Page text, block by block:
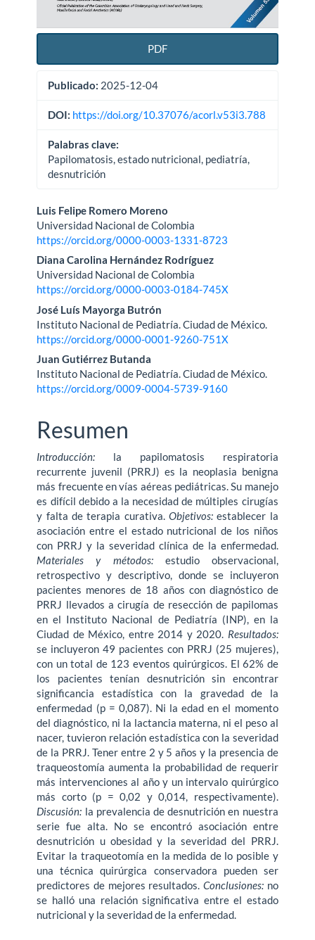
PDF
Publicado: 2025-12-04
DOI: https://doi.org/10.37076/acorl.v53i3.788
Palabras clave:
Papilomatosis, estado nutricional, pediatría,
desnutrición
Contenido
principal
del
artículo
Luis Felipe Romero Moreno
Universidad Nacional de Colombia
https://orcid.org/0000-0003-1331-8723
Diana Carolina Hernández Rodríguez
Universidad Nacional de Colombia
https://orcid.org/0000-0003-0184-745X
José Luís Mayorga Butrón
Instituto Nacional de Pediatría. Ciudad de México.
https://orcid.org/0000-0001-9260-751X
Juan Gutiérrez Butanda
Instituto Nacional de Pediatría. Ciudad de México.
https://orcid.org/0009-0004-5739-9160
Resumen
Introducción: la papilomatosis respiratoria
recurrente juvenil (PRRJ) es la neoplasia benigna
más frecuente en vías aéreas pediátricas. Su manejo
es difícil debido a la necesidad de múltiples cirugías
y falta de terapia curativa. Objetivos:establecer la
asociación entre el estado nutricional de los niños
con PRRJ y la severidad clíni­ca de la enfermedad.
Materiales y métodos: estudio observacional,
retrospectivo y descriptivo, donde se incluyeron
pacientes menores de 18 años con diagnóstico de
PRRJ llevados a cirugía de resección de papilomas
en el Instituto Nacional de Pedia­tría (INP), en la
Ciudad de México, entre 2014 y 2020. Resultados:
se incluyeron 49 pacientes con PRRJ (25 mujeres),
con un total de 123 eventos quirúrgicos. El 62% de
los pacientes tenían desnutrición sin encontrar
significancia estadística con la gravedad de la
enfermedad (p = 0,087). Ni la edad en el momento
del diagnóstico, ni la lactancia materna, ni el peso al
nacer, tuvieron relación estadística con la severidad
de la PRRJ. Tener entre 2 y 5 años y la presencia de
traqueostomía aumenta la pro­babilidad de requerir
más intervenciones al año y un intervalo quirúrgico
más corto (p = 0,02 y 0,014, respectivamente).
Discusión: la prevalencia de desnutrición en nuestra
serie fue alta. No se encontró asociación entre
desnutrición u obesidad y la severidad del PRRJ.
Evitar la traqueotomía en la medida de lo posible y
una técnica quirúrgica conservadora pueden ser
predictores de mejores resultados. Conclusio­nes: no
se halló una relación significativa entre el estado
nutricional y la severidad de la enfermedad.